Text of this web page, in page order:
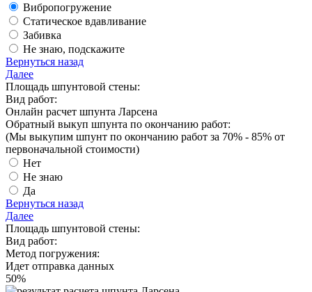
Вибропогружение
Статическое вдавливание
Забивка
Не знаю, подскажите
Вернуться назад
Далее
Площадь шпунтовой стены:
Вид работ:
Онлайн расчет шпунта Ларсена
Обратный выкуп шпунта по окончанию работ:
(Мы выкупим шпунт по окончанию работ за 70% - 85% от
первоначальной стоимости)
Нет
Не знаю
Да
Вернуться назад
Далее
Площадь шпунтовой стены:
Вид работ:
Метод погружения:
Идет отправка данных
50%